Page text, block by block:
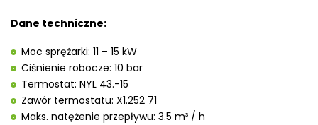
Dane techniczne:
Moc sprężarki: 11 – 15 kW
Ciśnienie robocze: 10 bar
Termostat: NYL 43.-15
Zawór termostatu: X1.252 71
Maks. natężenie przepływu: 3.5 m³ / h